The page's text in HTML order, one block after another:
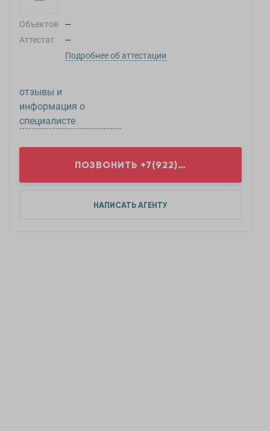
Объектов
—
Аттестат
—
Подробнее об аттестации
отзывы и
информация о
специалисте
ПОЗВОНИТЬ +7(922)1...
НАПИСАТЬ АГЕНТУ